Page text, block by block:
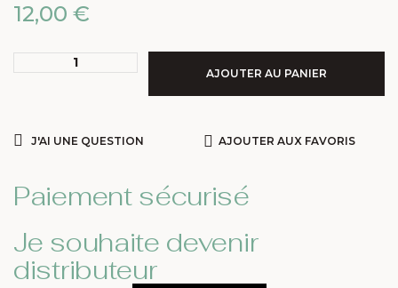
12,00 €
AJOUTER AU PANIER
J'AI UNE QUESTION AJOUTER AUX FAVORIS
Paiement sécurisé
Je souhaite devenir
distributeur